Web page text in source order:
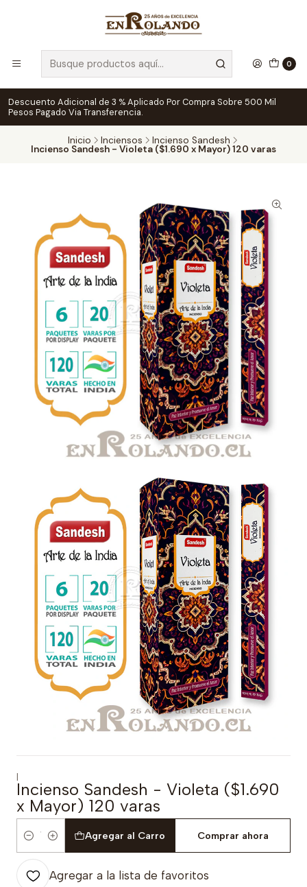
0
Descuento Adicional de 3 % Aplicado Por Compra Sobre 500 Mil
Pesos Pagado Via Transferencia.
Inicio Inciensos Incienso Sandesh
Incienso Sandesh - Violeta ($1.690 x Mayor) 120 varas
|
Incienso Sandesh - Violeta ($1.690
x Mayor) 120 varas
Cantidad
Agregar al Carro Comprar ahora
Agregar a la lista de favoritos